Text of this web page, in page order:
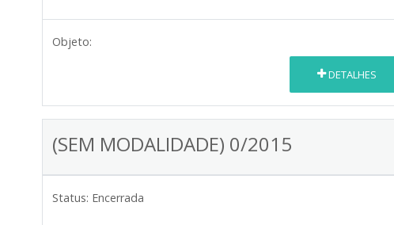
Objeto:
DETALHES
(SEM MODALIDADE) 0/2015
Status: Encerrada